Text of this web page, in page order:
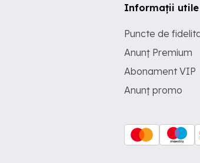
Informații utile
Puncte de
Anunț Premium
Abonament VIP
Anunț promo